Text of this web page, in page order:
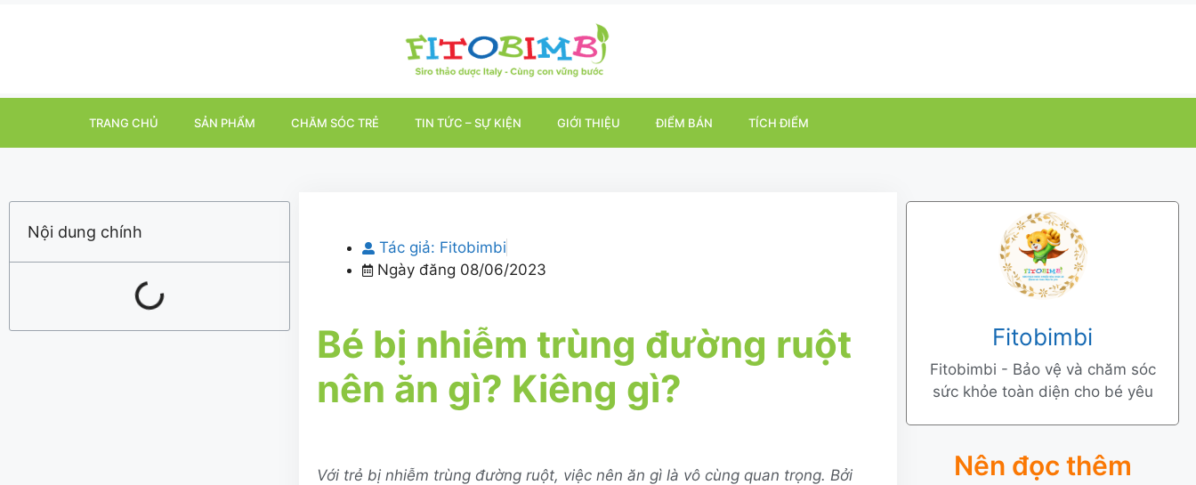
TRANG CHỦ SẢN PHẨM CHĂM SÓC TRẺ TIN TỨC – SỰ KIỆN GIỚI THIỆU ĐIỂM BÁN TÍCH ĐIỂM
Nội dung chính
Tác giả: Fitobimbi
Ngày đăng 08/06/2023
Bé bị nhiễm trùng đường ruột
nên ăn gì? Kiêng gì?
Với trẻ bị nhiễm trùng đường ruột, việc nên ăn gì là vô cùng quan trọng. Bởi
Fitobimbi
Fitobimbi - Bảo vệ và chăm sóc
sức khỏe toàn diện cho bé yêu
Nên đọc thêm